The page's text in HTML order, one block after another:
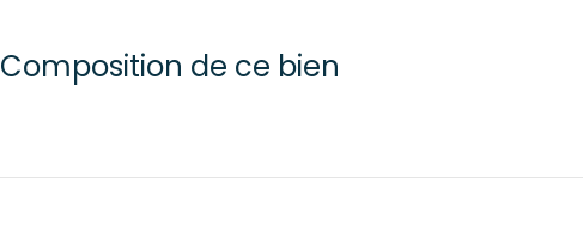
arboré
Composition de ce bien